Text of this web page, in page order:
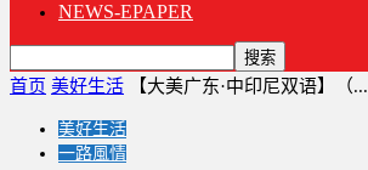
NEWS-EPAPER
首页 美好生活 【大美广东·中印尼双语】（...
美好生活
一路風情